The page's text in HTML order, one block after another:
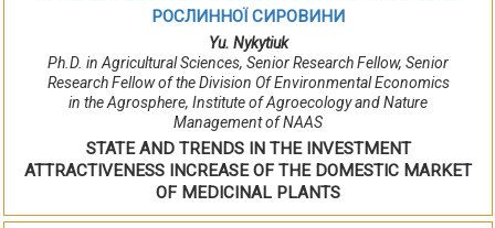
РОСЛИННОЇ СИРОВИНИ
Yu. Nykytiuk
Ph.D. in Agricultural Sciences, Senior Research Fellow, Senior
Research Fellow of the Division Of Environmental Economics
in the Agrosphere, Institute of Agroecology and Nature
Management of NААS
STATE AND TRENDS IN THE INVESTMENT
ATTRACTIVENESS INCREASE OF THE DOMESTIC MARKET
OF MEDICINAL PLANTS